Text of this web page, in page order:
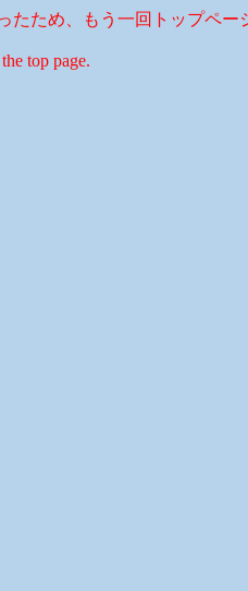
たため、もう一回トップペー
top page.